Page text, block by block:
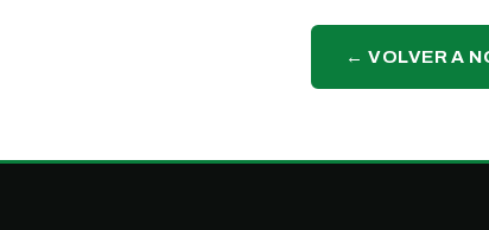
← VOLVER A